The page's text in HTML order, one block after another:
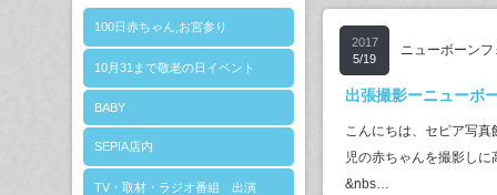
100日赤ちゃん,お宮参り
10月31まで敬老の日イベント
BABY
SEPIA店内
TV・取材・ラジオ番組 出演
2017
5/19
ニューボーンフ
出張撮影ーニューボ
こんにちは、セピア写
児の赤ちゃんを撮影し
&nbs…